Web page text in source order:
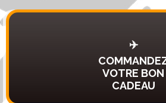
✈️
VOTRE BON
CADEAU